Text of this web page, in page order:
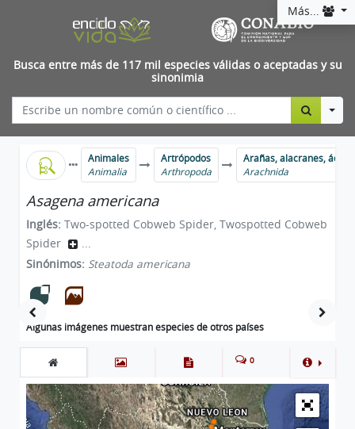
Más...
Busca entre más de 117 mil especies válidas o aceptadas y su
sinonimia
Animales
Animalia
Artrópodos
Arthropoda
Arañas, alacranes,
Arachnida
Asagena americana
Inglés: Two-spotted Cobweb Spider, Twospotted Cobweb
Spider
...
Sinónimos: Steatoda americana
Algunas imágenes muestran especies de otros países
0